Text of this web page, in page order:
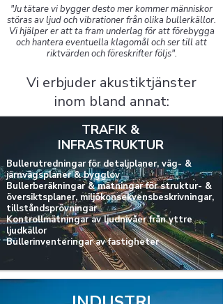
"Ju tätare vi bygger desto mer kommer människor
störas av ljud och vibrationer från olika bullerkällor.
Vi hjälper er att ta fram underlag för att förebygga
och hantera eventuella klagomål och ser till att
riktvärden och föreskrifter följs".
Vi erbjuder akustiktjänster
inom bland annat:
Bullerutredningar för detaljplaner, väg- &
järnvägsplaner & bygglov
Bullerberäkningar & mätningar för struktur- &
översiktsplaner, miljökonsekvensbeskrivningar,
tillståndsprövningar
Kontrollmätningar av ljudnivåer från yttre
ljudkällor
Bullerinventeringar av fastigheter
TRAFIK &
INFRASTRUKTUR